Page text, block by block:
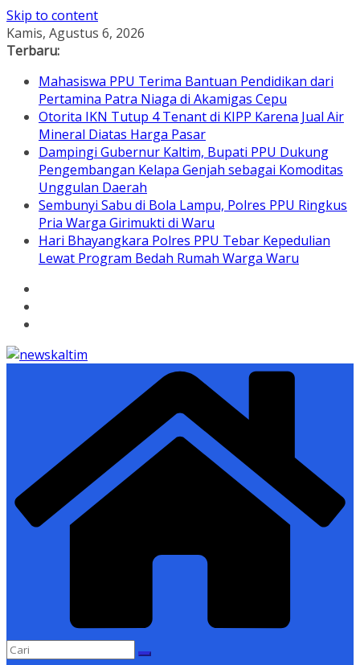
Skip to content
Kamis, Agustus 6, 2026
Terbaru:
Mahasiswa PPU Terima Bantuan Pendidikan dari
Pertamina Patra Niaga di Akamigas Cepu
Otorita IKN Tutup 4 Tenant di KIPP Karena Jual Air
Mineral Diatas Harga Pasar
Dampingi Gubernur Kaltim, Bupati PPU Dukung
Pengembangan Kelapa Genjah sebagai Komoditas
Unggulan Daerah
Sembunyi Sabu di Bola Lampu, Polres PPU Ringkus
Pria Warga Girimukti di Waru
Hari Bhayangkara Polres PPU Tebar Kepedulian
Lewat Program Bedah Rumah Warga Waru